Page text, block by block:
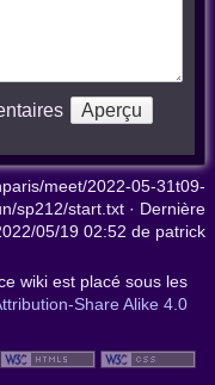
meet/2022-05-31t09-
sp212/start.txt · Dernière
05/19 02:52 de patrick
wiki est placé sous les
Share Alike 4.0